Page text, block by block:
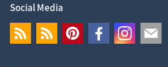
Social Media